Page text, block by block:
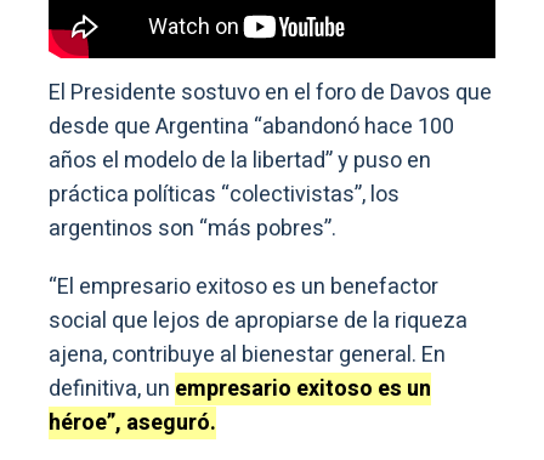
El Presidente sostuvo en el foro de Davos que
desde que Argentina “abandonó hace 100
años el modelo de la libertad” y puso en
práctica políticas “colectivistas”, los
argentinos son “más pobres”.
“El empresario exitoso es un benefactor
social que lejos de apropiarse de la riqueza
ajena, contribuye al bienestar general. En
definitiva, un empresario exitoso es un
héroe”, aseguró.